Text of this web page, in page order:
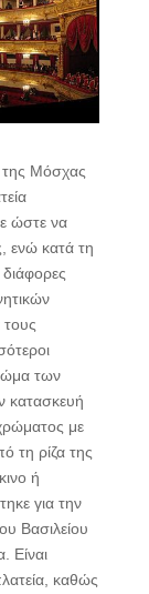
της Μόσχας
ώστε να
ενώ κατά τη
διάφορες
των
κατασκευή
με
τη ρίζα της
ή
για την
Βασιλείου
Είναι
καθώς